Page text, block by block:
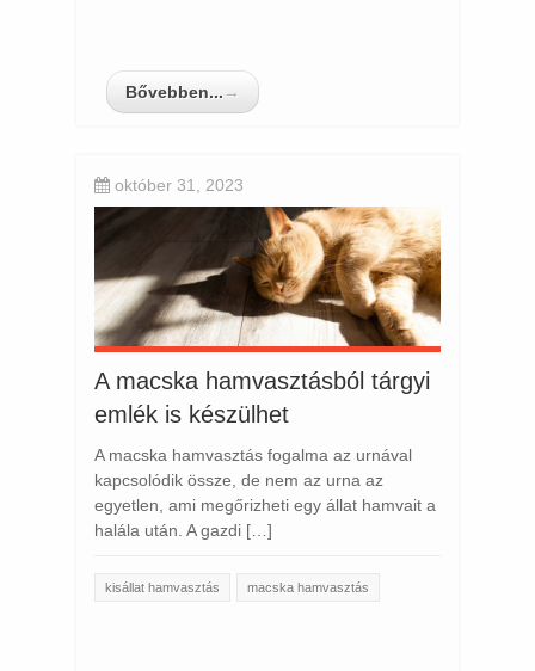
Bővebben... →
október 31, 2023
A macska hamvasztásból tárgyi
emlék is készülhet
A macska hamvasztás fogalma az urnával
kapcsolódik össze, de nem az urna az
egyetlen, ami megőrizheti egy állat hamvait a
halála után. A gazdi […]
kisállat hamvasztás macska hamvasztás